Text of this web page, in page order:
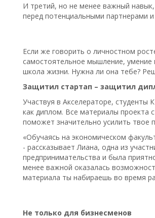
И третий, но не менее важный
перед потенциальными партнерами
Если же говорить о личностном
самостоятельное мышление,
школа жизни. Нужна ли она тебе?
Защитил стартап – защитил
Участвуя в Акселераторе,
как диплом. Все материалы проекта
поможет значительно усилить твое
«Обучаясь на экономическом
- рассказывает Лиана, одна из
предпринимательства и была
менее важной оказалась
материала ты набираешь во время
Не только для бизнесменов